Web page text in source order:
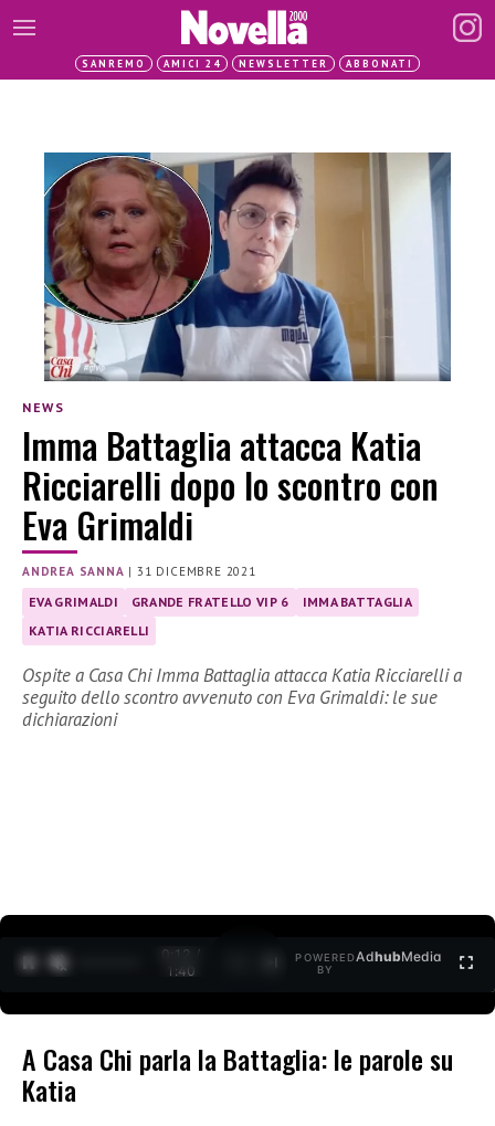
SANREMO AMICI 24 NEWSLETTER ABBONATI
NEWS
Imma Battaglia attacca Katia
Ricciarelli dopo lo scontro con
Eva Grimaldi
ANDREA SANNA |31 DICEMBRE 2021
EVA GRIMALDI GRANDE FRATELLO VIP 6
IMMA BATTAGLIA
KATIA RICCIARELLI
Ospite a Casa Chi Imma Battaglia attacca Katia Ricciarelli a
seguito dello scontro avvenuto con Eva Grimaldi: le sue
dichiarazioni
0:13 /
1:40
POWERED
BY
AdhubMedia
A Casa Chi parla la Battaglia: le parole su
Katia